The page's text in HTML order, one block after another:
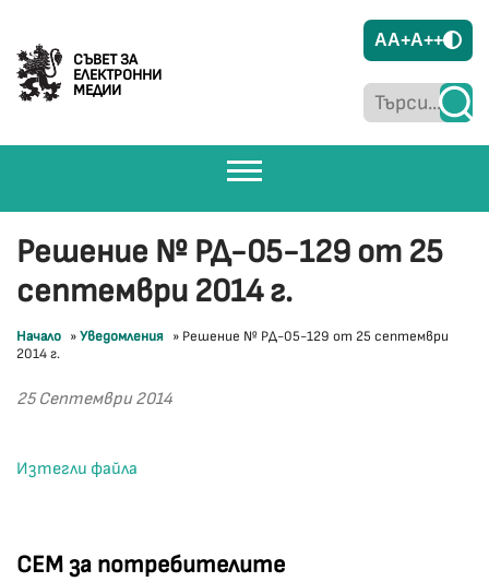
СЪВЕТ ЗА
ЕЛЕКТРОННИ
МЕДИИ
AA+A++
СЕМ за потребителите
Решение № РД-05-129 от 25
септември 2014 г.
Начало »Уведомления » Решение № РД-05-129 от 25 септември
2014 г.
25 Септември 2014
Изтегли файла